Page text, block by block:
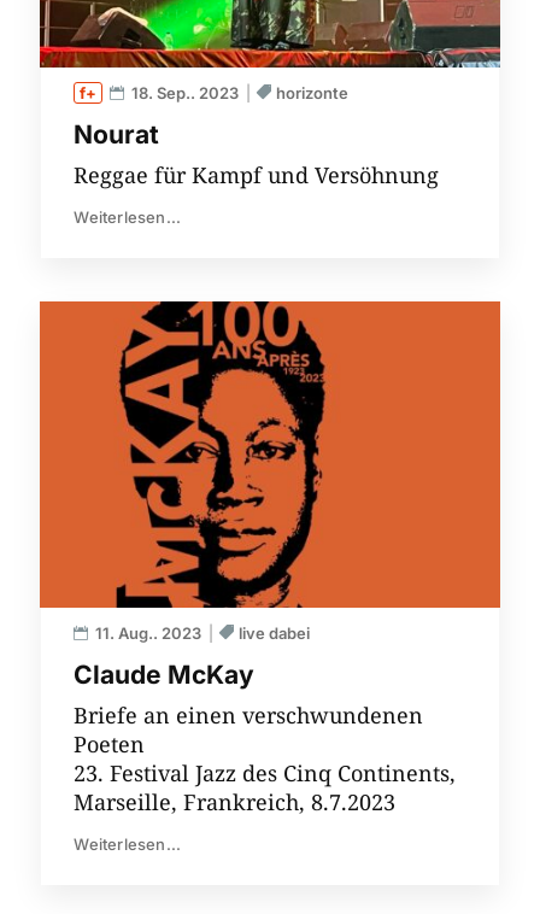
Nourat
18. Sep.. 2023 horizonte
Reggae für Kampf und Versöhnung
Weiterlesen...
Claude McKay
11. Aug.. 2023 live dabei
Briefe an einen verschwundenen
Poeten
23. Festival Jazz des Cinq Continents,
Marseille, Frankreich, 8.7.2023
Weiterlesen...